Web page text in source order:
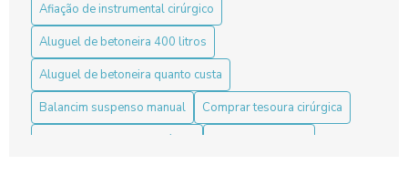
Box para banheiro sanfonado: a solução prática e elegante
para otimizar seu espaço
Como a Ótica de Videocirurgia Revoluciona os
Procedimentos Médicos
Como a Ótica de Videocirurgia Revoluciona Procedimentos
Afiação de instrumental cirúrgico
Aluguel de betoneira 400 litros
Aluguel de betoneira quanto custa
Balancim suspenso manual
Comprar tesoura cirúrgica